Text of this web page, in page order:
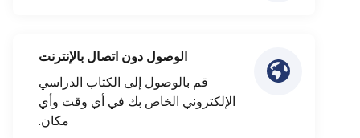
الوصول دون اتصال بالإنترنت
قم بالوصول إلى الكتاب الدراسي
الإلكتروني الخاص بك في أي وقت وأي
مكان.